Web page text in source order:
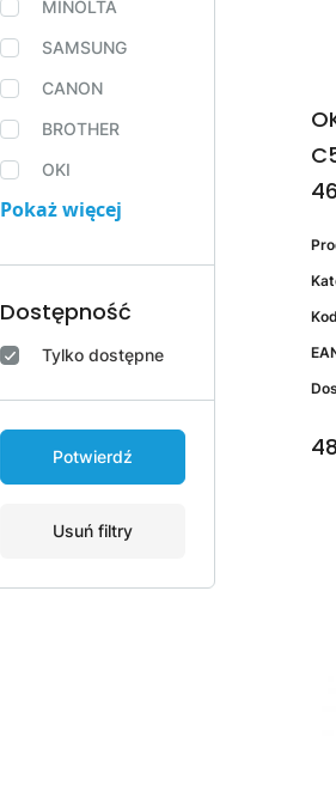
MINOLTA
SAMSUNG
CANON
BROTHER
OKI
Pokaż więcej
Dostępność
Tylko dostępne
Potwierdź
Usuń filtry